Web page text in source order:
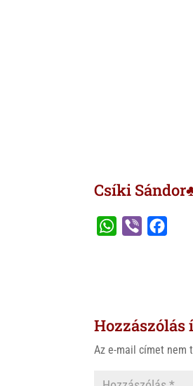
Csíki
W
A
o
Hozzászólás
Az e-mail címet nem